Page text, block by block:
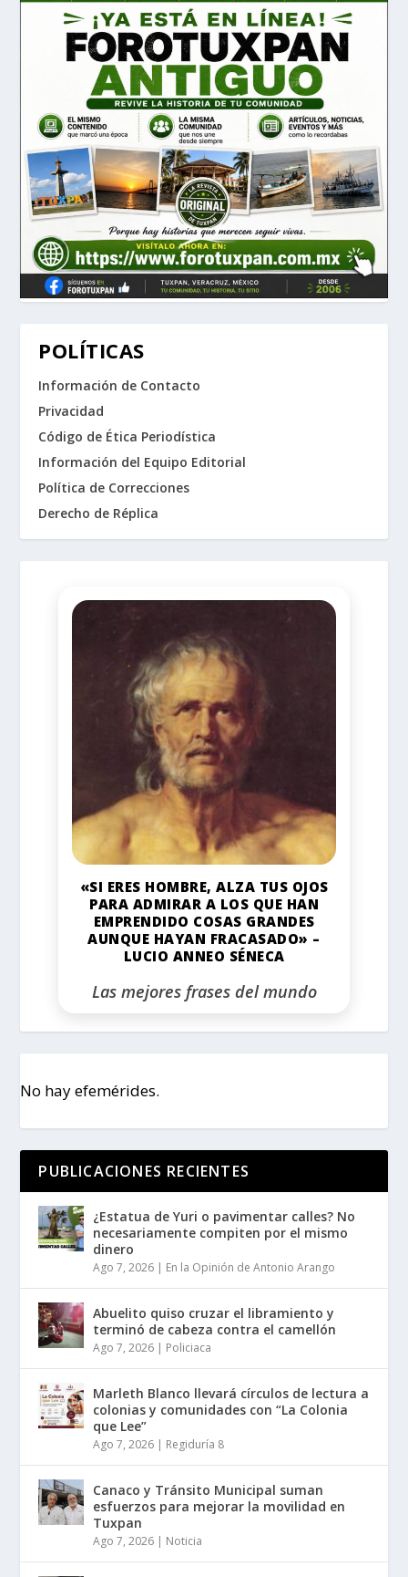
POLÍTICAS
Información de Contacto
Privacidad
Código de Ética Periodística
Información del Equipo Editorial
Política de Correcciones
Derecho de Réplica
«SI ERES HOMBRE, ALZA TUS OJOS
PARA ADMIRAR A LOS QUE HAN
EMPRENDIDO COSAS GRANDES
AUNQUE HAYAN FRACASADO» –
LUCIO ANNEO SÉNECA
Las mejores frases del mundo
No hay efemérides.
PUBLICACIONES RECIENTES
¿Estatua de Yuri o pavimentar calles? No
necesariamente compiten por el mismo
dinero
Ago 7, 2026 | En la Opinión de Antonio Arango
Abuelito quiso cruzar el libramiento y
terminó de cabeza contra el camellón
Ago 7, 2026 | Policiaca
Marleth Blanco llevará círculos de lectura a
colonias y comunidades con “La Colonia
que Lee”
Ago 7, 2026 | Regiduría 8
Canaco y Tránsito Municipal suman
esfuerzos para mejorar la movilidad en
Tuxpan
Ago 7, 2026 | Noticia